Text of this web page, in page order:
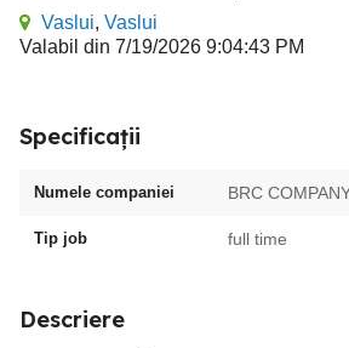
Vaslui, Vaslui
Valabil din 7/19/2026 9:04:43 PM
Specificații
Numele companiei BRC
Tip job full time
Descriere